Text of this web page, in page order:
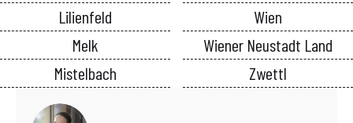
Lilienfeld
Melk
Mistelbach
Wien
Wiener Neustadt Land
Zwettl